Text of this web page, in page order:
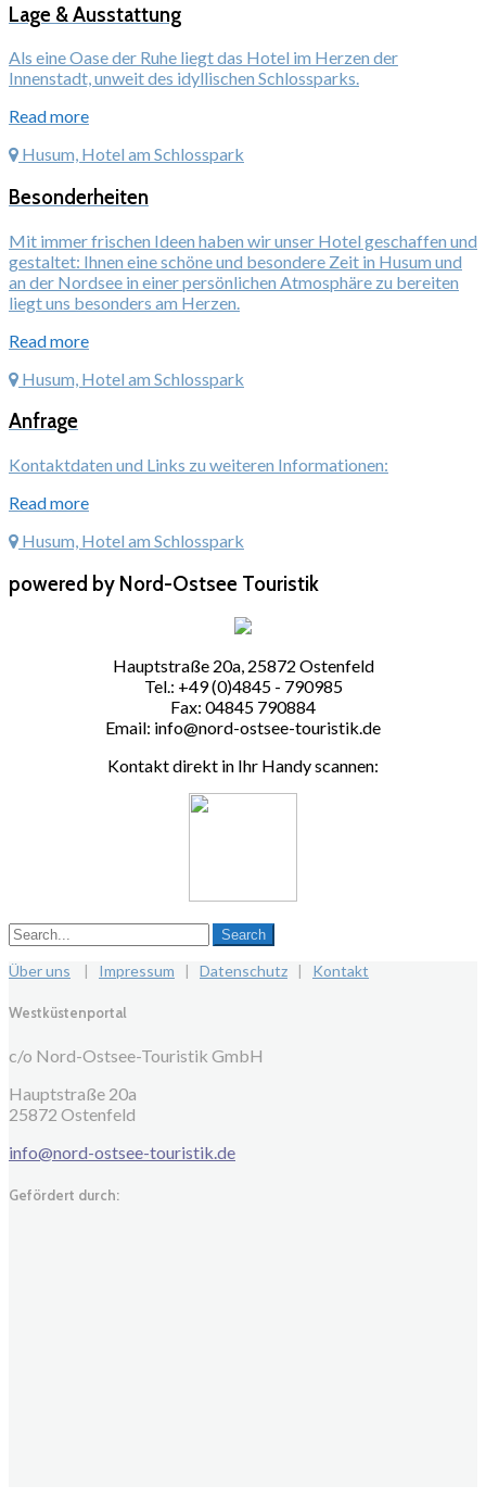
Lage & Ausstattung
Als eine Oase der Ruhe liegt das Hotel im Herzen der
Innenstadt, unweit des idyllischen Schlossparks.
Read more
Husum, Hotel am Schlosspark
Besonderheiten
Mit immer frischen Ideen haben wir unser Hotel geschaffen und
gestaltet: Ihnen eine schöne und besondere Zeit in Husum und
an der Nordsee in einer persönlichen Atmosphäre zu bereiten
liegt uns besonders am Herzen.
Read more
Husum, Hotel am Schlosspark
Anfrage
Kontaktdaten und Links zu weiteren Informationen:
Read more
Husum, Hotel am Schlosspark
powered by Nord-Ostsee Touristik
Hauptstraße 20a, 25872 Ostenfeld
Tel.: +49 (0)4845 - 790985
Fax: 04845 790884
Email: info@nord-ostsee-touristik.de
Kontakt direkt in Ihr Handy scannen:
Über uns | Impressum | Datenschutz | Kontakt
Westküstenportal
c/o Nord-Ostsee-Touristik GmbH
Hauptstraße 20a
25872 Ostenfeld
info@nord-ostsee-touristik.de
Gefördert durch: